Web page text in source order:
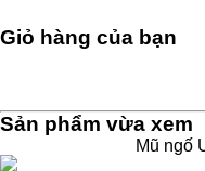
Giỏ hàng của bạn
Sản phẩm vừa xem
Mũ ngố